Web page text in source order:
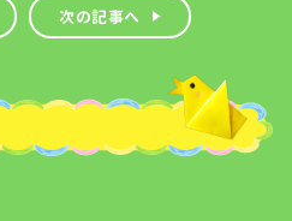
次の記事へ